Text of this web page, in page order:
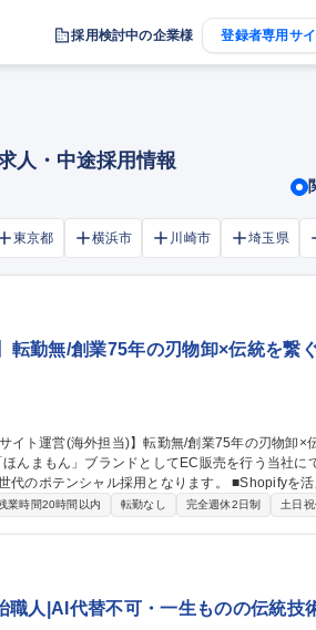
採用検討中の企業様 登録者専用サ
人・中途採用情報
東京都 横浜市 川崎市 埼玉県
転勤無/創業75年の刃物卸×伝統を繋
んまもん」ブランドとしてEC販売を行う当社に
採用となります。 ■Shopifyを活用した自社ECサ
ージ運用・管理■仕入れ先から得た情報をもとに
りますが、未経験の方でも安心して取り組める
業時間20時間以内 転勤なし 完全週休2日制 土日
職人|AI代替不可・一生ものの伝統技